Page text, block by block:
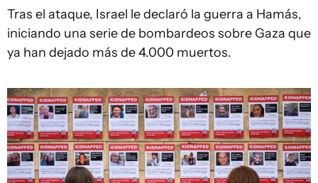
Tras el ataque, Israel le declaró la guerra a Hamás,
iniciando una serie de bombardeos sobre Gaza que
ya han dejado más de 4.000 muertos.